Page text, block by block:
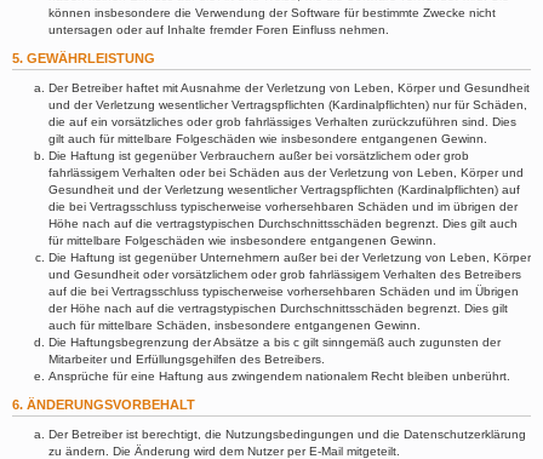
können insbesondere die Verwendung der Software für bestimmte Zwecke nicht
untersagen oder auf Inhalte fremder Foren Einfluss nehmen.
5. GEWÄHRLEISTUNG
Der Betreiber haftet mit Ausnahme der Verletzung von Leben, Körper und Gesundheit
und der Verletzung wesentlicher Vertragspflichten (Kardinalpflichten) nur für Schäden,
die auf ein vorsätzliches oder grob fahrlässiges Verhalten zurückzuführen sind. Dies
gilt auch für mittelbare Folgeschäden wie insbesondere entgangenen Gewinn.
Die Haftung ist gegenüber Verbrauchern außer bei vorsätzlichem oder grob
fahrlässigem Verhalten oder bei Schäden aus der Verletzung von Leben, Körper und
Gesundheit und der Verletzung wesentlicher Vertragspflichten (Kardinalpflichten) auf
die bei Vertragsschluss typischerweise vorhersehbaren Schäden und im übrigen der
Höhe nach auf die vertragstypischen Durchschnittsschäden begrenzt. Dies gilt auch
für mittelbare Folgeschäden wie insbesondere entgangenen Gewinn.
Die Haftung ist gegenüber Unternehmern außer bei der Verletzung von Leben, Körper
und Gesundheit oder vorsätzlichem oder grob fahrlässigem Verhalten des Betreibers
auf die bei Vertragsschluss typischerweise vorhersehbaren Schäden und im Übrigen
der Höhe nach auf die vertragstypischen Durchschnittsschäden begrenzt. Dies gilt
auch für mittelbare Schäden, insbesondere entgangenen Gewinn.
Die Haftungsbegrenzung der Absätze a bis c gilt sinngemäß auch zugunsten der
Mitarbeiter und Erfüllungsgehilfen des Betreibers.
Ansprüche für eine Haftung aus zwingendem nationalem Recht bleiben unberührt.
6. ÄNDERUNGSVORBEHALT
Der Betreiber ist berechtigt, die Nutzungsbedingungen und die Datenschutzerklärung
zu ändern. Die Änderung wird dem Nutzer per E-Mail mitgeteilt.